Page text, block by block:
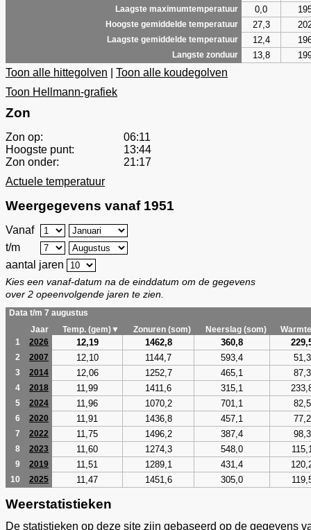
Laagste maximumtemperatuur 0,0
Hoogste gemiddelde temperatuur 27,3
Laagste gemiddelde temperatuur 12,4
Langste zonduur 13,8
Toon alle hittegolven
Toon alle koudegolven
Toon Hellmann-grafiek
Zon
Zon op:
06:11
Hoogste punt:
13:44
Zon onder:
21:17
Actuele temperatuur
Weergegevens vanaf 1951
Vanaf
t/m
aantal jaren
Kies een vanaf-datum na de einddatum om de gegevens
over 2 opeenvolgende jaren te zien.
Data t/m 7 augustus
Jaar
Temp. (gem)▼ Zonuren (som) Neerslag (som)
1
2026 12,19 1462,8 360,8
2 2007 12,10 1144,7 593,4 51,3
3 2014 12,06 1252,7 465,1 87,3
4 2018 11,99 1411,6 315,1
5 2024 11,96 1070,2 701,1 82,5
6 2020 11,91 1436,8 457,1 77,2
7 2022 11,75 1496,2 387,4 98,3
8 2023 11,60 1274,3 548,0
9 2019 11,51 1289,1 431,4
10 2025 11,47 1451,6 305,0
Weerstatistieken
De statistieken op deze site zijn gebaseerd op de gegevens